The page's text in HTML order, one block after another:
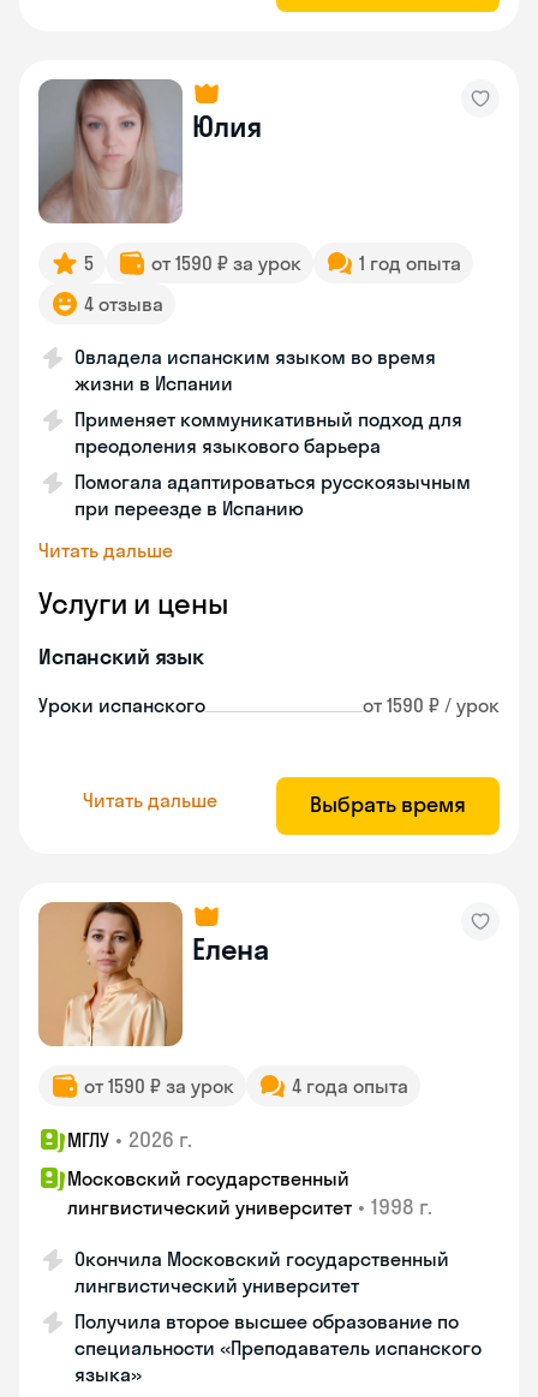
Юлия
5 от 1590 ₽ за урок
1 год опыта
4 отзыва
Овладела испанским языком во время
жизни в Испании
Применяет коммуникативный подход для
преодоления языкового барьера
Помогала адаптироваться русскоязычным
при переезде в Испанию
Читать дальше
Услуги и цены
Испанский язык
Уроки испанского от 1590 ₽ / урок
Читать дальше Выбрать время
Елена
от 1590 ₽ за урок 4 года опыта
МГЛУ • 2026 г.
Московский государственный
лингвистический университет • 1998 г.
Окончила Московский государственный
лингвистический университет
Получила второе высшее образование по
специальности «Преподаватель испанского
языка»